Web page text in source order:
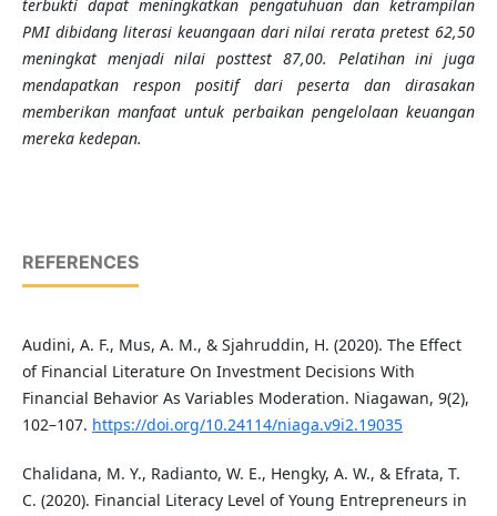
terbukti dapat meningkatkan pengatuhuan dan ketrampilan
PMI dibidang literasi keuangaan dari nilai rerata pretest 62,50
meningkat menjadi nilai posttest 87,00. Pelatihan ini juga
mendapatkan respon positif dari peserta dan dirasakan
memberikan manfaat untuk perbaikan pengelolaan keuangan
mereka kedepan.
REFERENCES
Audini, A. F., Mus, A. M., & Sjahruddin, H. (2020). The Effect
of Financial Literature On Investment Decisions With
Financial Behavior As Variables Moderation. Niagawan, 9(2),
102–107. https://doi.org/10.24114/niaga.v9i2.19035
Chalidana, M. Y., Radianto, W. E., Hengky, A. W., & Efrata, T.
C. (2020). Financial Literacy Level of Young Entrepreneurs in